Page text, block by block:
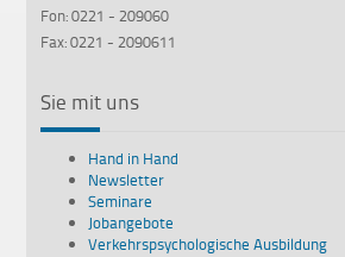
Fon: 0221 - 209060
Fax: 0221 - 2090611
Sie mit uns
Hand in Hand
Newsletter
Seminare
Jobangebote
Verkehrspsychologische Ausbildung